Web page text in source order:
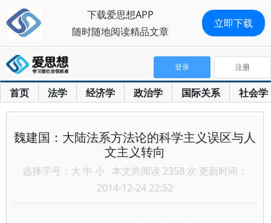
首页 法学 经济学 政治学 国际关系 社会学
登录 注册
魏建国：大陆法系方法论的科学主义误区与人
文主义转向
选择字号： 大 中 小 本文共阅读 2358 次 更新时间：
2014-12-24 22:52
下载爱思想APP
随时随地阅读精品文章
立即下载